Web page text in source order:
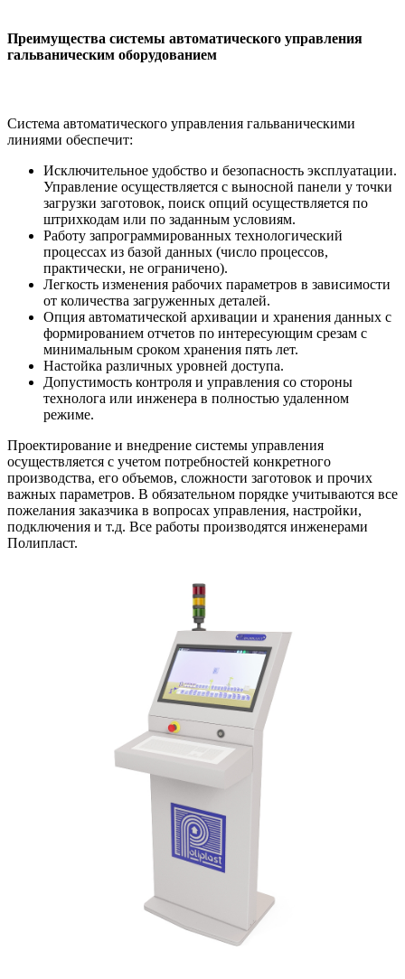
Преимущества системы автоматического управления
гальваническим оборудованием
Система автоматического управления гальваническими
линиями обеспечит:
Исключительное удобство и безопасность эксплуатации.
Управление осуществляется с выносной панели у точки
загрузки заготовок, поиск опций осуществляется по
штрихкодам или по заданным условиям.
Работу запрограммированных технологический
процессах из базой данных (число процессов,
практически, не ограничено).
Легкость изменения рабочих параметров в зависимости
от количества загруженных деталей.
Опция автоматической архивации и хранения данных с
формированием отчетов по интересующим срезам с
минимальным сроком хранения пять лет.
Настойка различных уровней доступа.
Допустимость контроля и управления со стороны
технолога или инженера в полностью удаленном
режиме.
Проектирование и внедрение системы управления
осуществляется с учетом потребностей конкретного
производства, его объемов, сложности заготовок и прочих
важных параметров. В обязательном порядке учитываются все
пожелания заказчика в вопросах управления, настройки,
подключения и т.д. Все работы производятся инженерами
Полипласт.